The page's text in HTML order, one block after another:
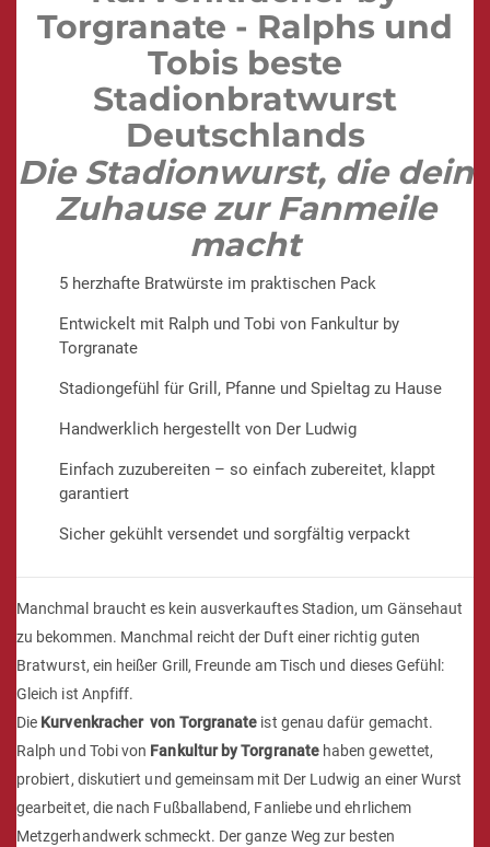
Torgranate - Ralphs und
Tobis beste
Stadionbratwurst
Deutschlands
Die Stadionwurst, die dein
Zuhause zur Fanmeile
macht
5 herzhafte Bratwürste im praktischen Pack
Entwickelt mit Ralph und Tobi von Fankultur by
Torgranate
Stadiongefühl für Grill, Pfanne und Spieltag zu Hause
Handwerklich hergestellt von Der Ludwig
Einfach zuzubereiten – so einfach zubereitet, klappt
garantiert
Sicher gekühlt versendet und sorgfältig verpackt
Manchmal braucht es kein ausverkauftes Stadion, um Gänsehaut
zu bekommen. Manchmal reicht der Duft einer richtig guten
Bratwurst, ein heißer Grill, Freunde am Tisch und dieses Gefühl:
Gleich ist Anpfiff.
Die Kurvenkracher von Torgranate ist genau dafür gemacht.
Ralph und Tobi von Fankultur by Torgranatehaben gewettet,
probiert, diskutiert und gemeinsam mit Der Ludwig an einer Wurst
gearbeitet, die nach Fußballabend, Fanliebe und ehrlichem
Metzgerhandwerk schmeckt. Der ganze Weg zur besten